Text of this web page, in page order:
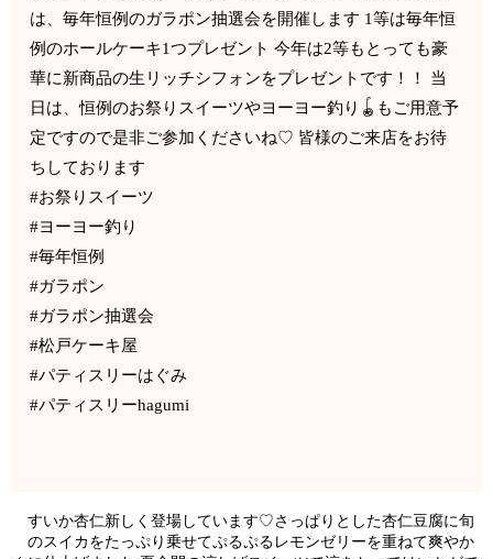
は、毎年恒例のガラポン抽選会を開催します 1等は毎年恒
例のホールケーキ1つプレゼント 今年は2等もとっても豪
華に新商品の生リッチシフォンをプレゼントです！！ 当
日は、恒例のお祭りスイーツやヨーヨー釣り🪀もご用意予
定ですので是非ご参加くださいね♡ 皆様のご来店をお待
ちしております
#お祭りスイーツ
#ヨーヨー釣り
#毎年恒例
#ガラポン
#ガラポン抽選会
#松戸ケーキ屋
#パティスリーはぐみ
#パティスリーhagumi
すいか杏仁新しく登場しています♡さっぱりとした杏仁豆腐に旬
のスイカをたっぷり乗せてぷるぷるレモンゼリーを重ねて爽やか